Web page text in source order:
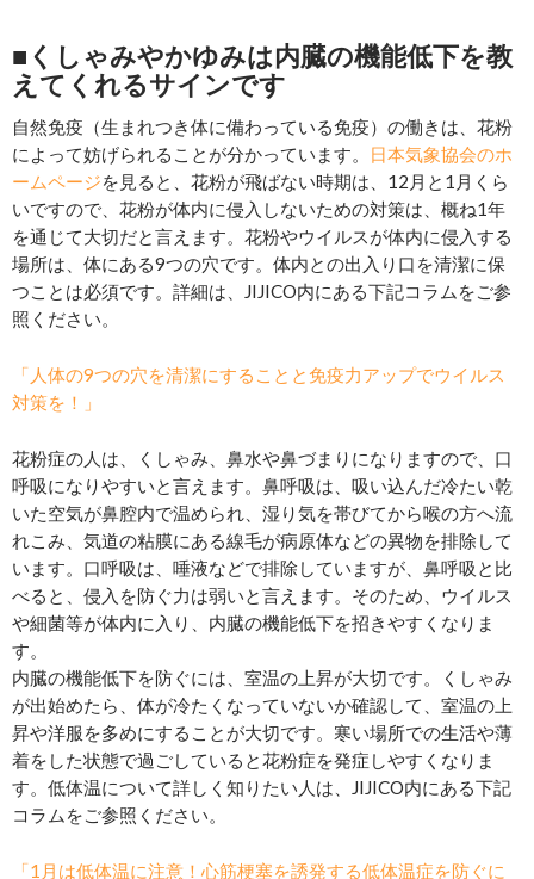
■くしゃみやかゆみは内臓の機能低下を教
えてくれるサインです
自然免疫（生まれつき体に備わっている免疫）の働きは、花粉
によって妨げられることが分かっています。
日本気象協会のホ
ームページを見ると、花粉が飛ばない時期は、12月と1月くら
いですので、花粉が体内に侵入しないための対策は、概ね1年
を通じて大切だと言えます。花粉やウイルスが体内に侵入する
場所は、体にある9つの穴です。体内との出入り口を清潔に保
つことは必須です。詳細は、JIJICO内にある下記コラムをご参
照ください。
「人体の9つの穴を清潔にすることと免疫力アップでウイルス
対策を！」
花粉症の人は、くしゃみ、鼻水や鼻づまりになりますので、口
呼吸になりやすいと言えます。鼻呼吸は、吸い込んだ冷たい乾
いた空気が鼻腔内で温められ、湿り気を帯びてから喉の方へ流
れこみ、気道の粘膜にある線毛が病原体などの異物を排除して
います。口呼吸は、唾液などで排除していますが、鼻呼吸と比
べると、侵入を防ぐ力は弱いと言えます。そのため、ウイルス
や細菌等が体内に入り、内臓の機能低下を招きやすくなりま
す。
内臓の機能低下を防ぐには、室温の上昇が大切です。くしゃみ
が出始めたら、体が冷たくなっていないか確認して、室温の上
昇や洋服を多めにすることが大切です。寒い場所での生活や薄
着をした状態で過ごしていると花粉症を発症しやすくなりま
す。低体温について詳しく知りたい人は、JIJICO内にある下記
コラムをご参照ください。
「1月は低体温に注意！心筋梗塞を誘発する低体温症を防ぐに